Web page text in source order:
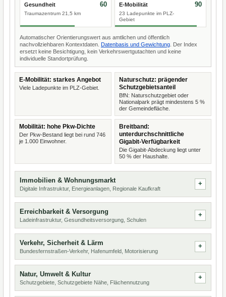
Gesundheit
Traumazentrum 21,5 km
60 E-Mobilität
23 Ladepunkte im PLZ-
Gebiet
90
Automatischer Orientierungswert aus amtlichen und öffentlich
nachvollziehbaren Kontextdaten. Datenbasis und Gewichtung . Der Index
ersetzt keine Besichtigung, kein Verkehrswertgutachten und keine
individuelle Standortprüfung.
E-Mobilität: starkes Angebot
Viele Ladepunkte im PLZ-Gebiet.
Naturschutz: prägender
Schutzgebietsanteil
BfN: Naturschutzgebiet oder
Nationalpark prägt mindestens 5 %
der Gemeindefläche.
Mobilität: hohe Pkw-Dichte
Der Pkw-Bestand liegt bei rund 746
je 1.000 Einwohner.
Breitband:
unterdurchschnittliche
Gigabit-Verfügbarkeit
Die Gigabit-Abdeckung liegt unter
50 % der Haushalte.
Immobilien & Wohnungsmarkt
Digitale Infrastruktur, Energieanlagen, Regionale Kaufkraft
Erreichbarkeit & Versorgung
Ladeinfrastruktur, Gesundheitsversorgung, Schulen
Verkehr, Sicherheit & Lärm
Bundesfernstraßen-Verkehr, Hafenumfeld, Motorisierung
Natur, Umwelt & Kultur
Schutzgebiete, Schutzgebiete Nähe, Flächennutzung